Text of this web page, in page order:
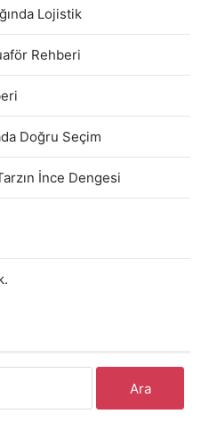
Lojistik
Rehberi
Doğru Seçim
İnce Dengesi